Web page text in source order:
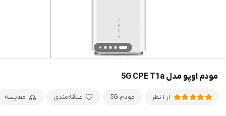
مودم اوپو مدل 5G CPE T1a
از 1 نظر مودم 5G علاقه‌مندی مقایسه